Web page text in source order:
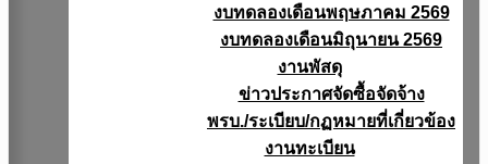
งบทดลองเดือนพฤษภาคม 2569
งบทดลองเดือนมิถุนายน 2569
งานพัสดุ
ข่าวประกาศจัดซื้อจัดจ้าง
พรบ./ระเบียบ/กฏหมายที่เกี่ยวข้อง
งานทะเบียน